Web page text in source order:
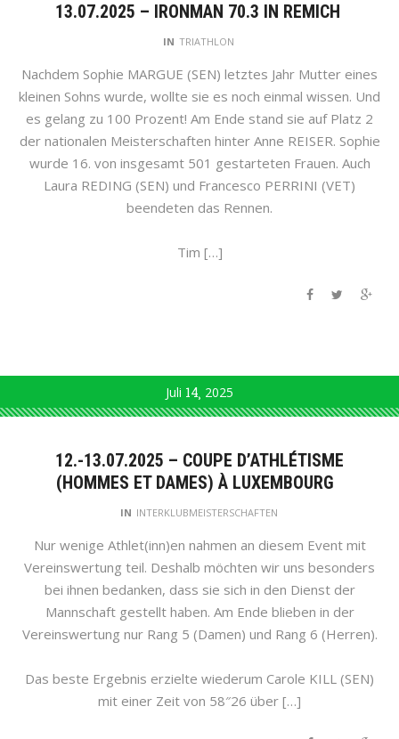
13.07.2025 – IRONMAN 70.3 IN REMICH
IN TRIATHLON
Nachdem Sophie MARGUE (SEN) letztes Jahr Mutter eines
kleinen Sohns wurde, wollte sie es noch einmal wissen. Und
es gelang zu 100 Prozent! Am Ende stand sie auf Platz 2
der nationalen Meisterschaften hinter Anne REISER. Sophie
wurde 16. von insgesamt 501 gestarteten Frauen. Auch
Laura REDING (SEN) und Francesco PERRINI (VET)
beendeten das Rennen.
Tim […]
Juli 14 2025
12.-13.07.2025 – COUPE D’ATHLÉTISME
(HOMMES ET DAMES) À LUXEMBOURG
IN INTERKLUBMEISTERSCHAFTEN
Nur wenige Athlet(inn)en nahmen an diesem Event mit
Vereinswertung teil. Deshalb möchten wir uns besonders
bei ihnen bedanken, dass sie sich in den Dienst der
Mannschaft gestellt haben. Am Ende blieben in der
Vereinswertung nur Rang 5 (Damen) und Rang 6 (Herren).
Das beste Ergebnis erzielte wiederum Carole KILL (SEN)
mit einer Zeit von 58″26 über […]